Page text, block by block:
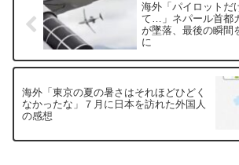
海外「パイロットだ
て…」ネパール首都
が墜落、最後の瞬間
に
海外「東京の夏の暑さはそれほどひどく
なかったな」７月に日本を訪れた外国人
の感想